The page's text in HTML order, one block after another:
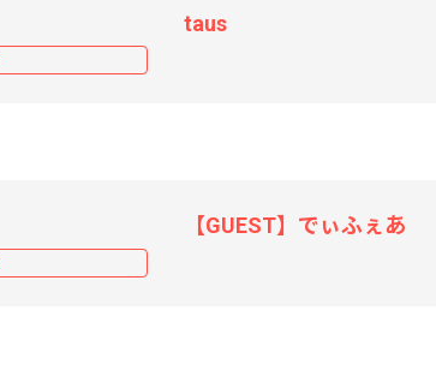
taus
【GUEST】でぃふぇあ